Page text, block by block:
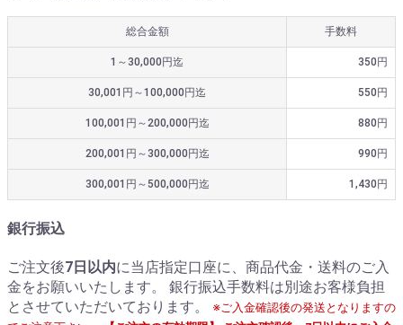
総合金額 手数料
1～30,000円迄 350円
30,001円～100,000円迄 550円
100,001円～200,000円迄 880円
200,001円～300,000円迄 990円
300,001円～500,000円迄 1,430円
銀行振込
ご注文後7日以内に当店指定口座に、商品代金・送料のご入
金をお願いいたします。 銀行振込手数料は別途お客様負担
とさせていただいております。
※ご入金確認後の発送となりますの